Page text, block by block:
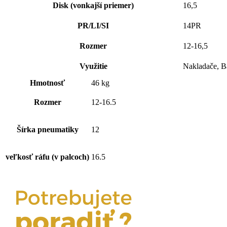
Disk (vonkajší priemer) 16,5
PR/LI/SI 14PR
Rozmer 12-16,5
Využitie
Nakladače,
Hmotnosť
46 kg
Rozmer 12-16.5
Šírka pneumatiky 12
veľkosť ráfu (v palcoch) 16.5